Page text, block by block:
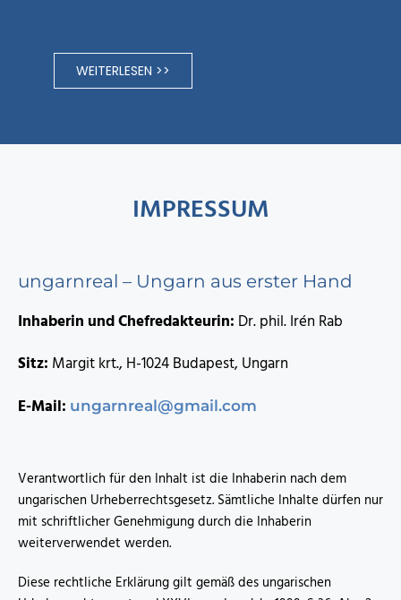
WEITERLESEN >>
IMPRESSUM
ungarnreal – Ungarn aus erster Hand
Inhaberin und Chefredakteurin: Dr. phil. Irén Rab
Sitz: Margit krt., H-1024 Budapest, Ungarn
E-Mail: ungarnreal@gmail.com
Verantwortlich für den Inhalt ist die Inhaberin nach dem
ungarischen Urheberrechtsgesetz. Sämtliche Inhalte dürfen nur
mit schriftlicher Genehmigung durch die Inhaberin
weiterverwendet werden.
Diese rechtliche Erklärung gilt gemäß des ungarischen